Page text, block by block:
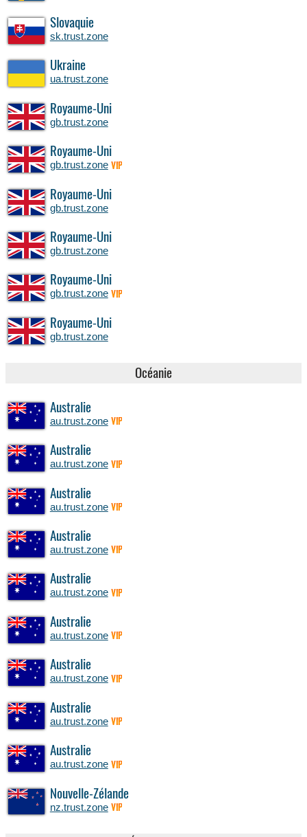
Slovaquie
sk.trust.zone
Ukraine
ua.trust.zone
Royaume-Uni
gb.trust.zone
Royaume-Uni
gb.trust.zone VIP
Royaume-Uni
gb.trust.zone
Royaume-Uni
gb.trust.zone
Royaume-Uni
gb.trust.zone VIP
Royaume-Uni
gb.trust.zone
Océanie
Australie
au.trust.zone VIP
Australie
au.trust.zone VIP
Australie
au.trust.zone VIP
Australie
au.trust.zone VIP
Australie
au.trust.zone VIP
Australie
au.trust.zone VIP
Australie
au.trust.zone VIP
Australie
au.trust.zone VIP
Australie
au.trust.zone VIP
Nouvelle-Zélande
nz.trust.zone VIP